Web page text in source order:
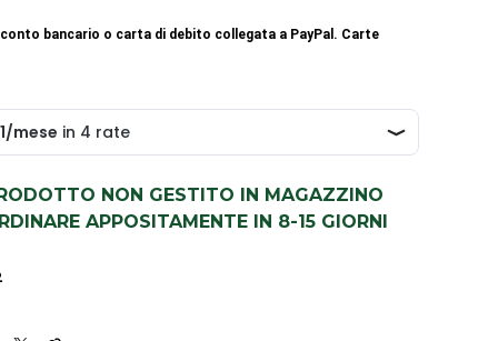
conto bancario o carta di debito collegata a PayPal. Carte
NON GESTITO IN MAGAZZINO
APPOSITAMENTE IN 8-15 GIORNI